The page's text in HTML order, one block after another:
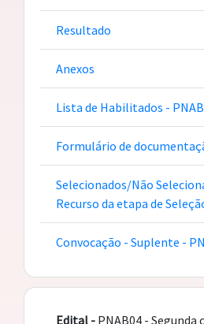
Resultado
Anexos
Lista de Habilitados - PNAB
Formulário de
Selecionados/Não
Recurso da etapa de
Convocação - Suplente -
Edital - PNAB04 - Segunda